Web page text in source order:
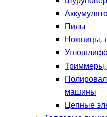
Пилы
Ножницы,
машины
Цепные